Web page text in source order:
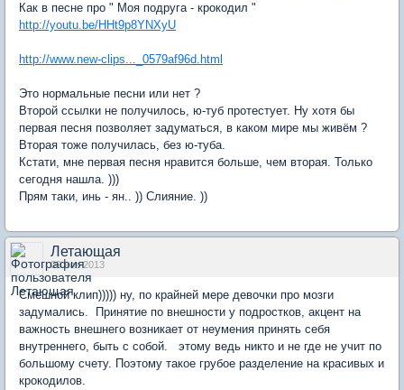
Как в песне про " Моя подруга - крокодил "
http://youtu.be/HHt9p8YNXyU
http://www.new-clips..._0579af96d.html
Это нормальные песни или нет ?
Второй ссылки не получилось, ю-туб протестует. Ну хотя бы
первая песня позволяет задуматься, в каком мире мы живём ?
Вторая тоже получилась, без ю-туба.
Кстати, мне первая песня нравится больше, чем вторая. Только
сегодня нашла. )))
Прям таки, инь - ян.. )) Слияние. ))
Летающая
09 ноя 2013
Смешной клип))))) ну, по крайней мере девочки про мозги
задумались. Принятие по внешности у подростков, акцент на
важность внешнего возникает от неумения принять себя
внутреннего, быть с собой. этому ведь никто и не где не учит по
большому счету. Поэтому такое грубое разделение на красивых и
крокодилов.